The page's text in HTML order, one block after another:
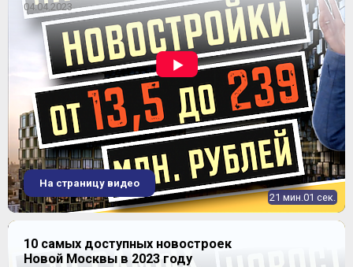
04.04.2023
21 мин.01 сек.
На страницу видео
10 самых доступных новостроек
Новой Москвы в 2023 году